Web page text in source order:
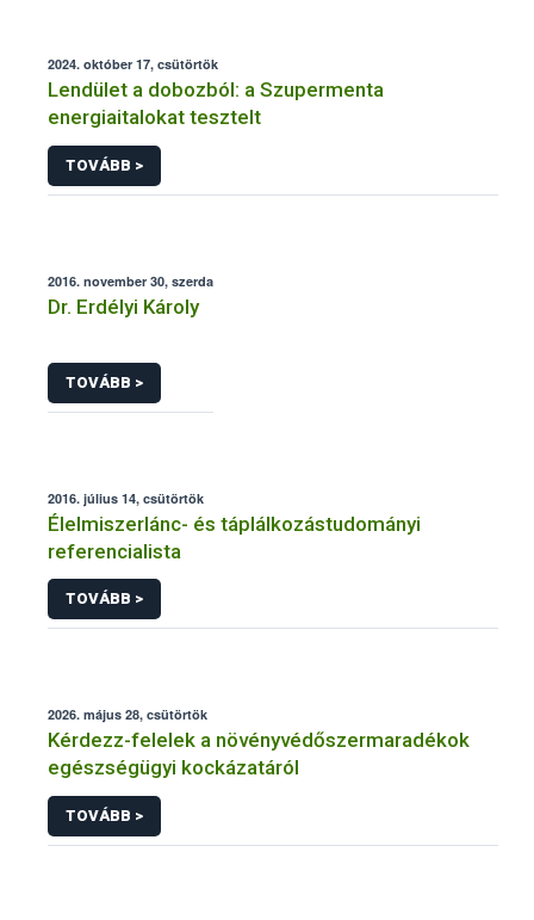
2024. október 17, csütörtök
Lendület a dobozból: a Szupermenta
energiaitalokat tesztelt
TOVÁBB >
2016. november 30, szerda
Dr. Erdélyi Károly
TOVÁBB >
2016. július 14, csütörtök
Élelmiszerlánc- és táplálkozástudományi
referencialista
TOVÁBB >
2026. május 28, csütörtök
Kérdezz-felelek a növényvédőszermaradékok
egészségügyi kockázatáról
TOVÁBB >